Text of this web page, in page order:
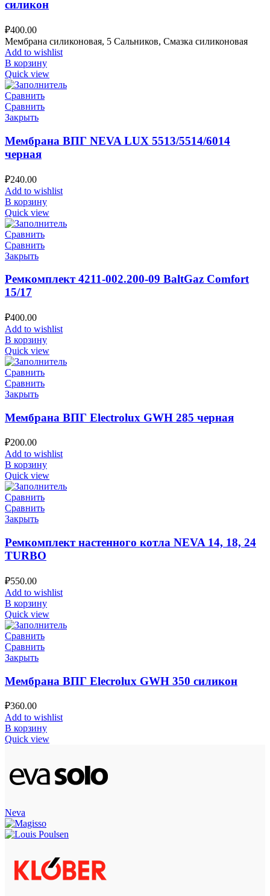
силикон
₽400.00
Мембрана силиконовая, 5 Сальников, Смазка силиконовая
Add to wishlist
В корзину
Quick view
Сравнить
Сравнить
Закрыть
Мембрана ВПГ NEVA LUX 5513/5514/6014
черная
₽240.00
Add to wishlist
В корзину
Quick view
Сравнить
Сравнить
Закрыть
Ремкомплект 4211-002.200-09 BaltGaz Comfort
15/17
₽400.00
Add to wishlist
В корзину
Quick view
Сравнить
Сравнить
Закрыть
Мембрана ВПГ Electrolux GWH 285 черная
₽200.00
Add to wishlist
В корзину
Quick view
Сравнить
Сравнить
Закрыть
Ремкомплект настенного котла NEVA 14, 18, 24
TURBO
₽550.00
Add to wishlist
В корзину
Quick view
Сравнить
Сравнить
Закрыть
Мембрана ВПГ Elecrolux GWH 350 силикон
₽360.00
Add to wishlist
В корзину
Quick view
Neva